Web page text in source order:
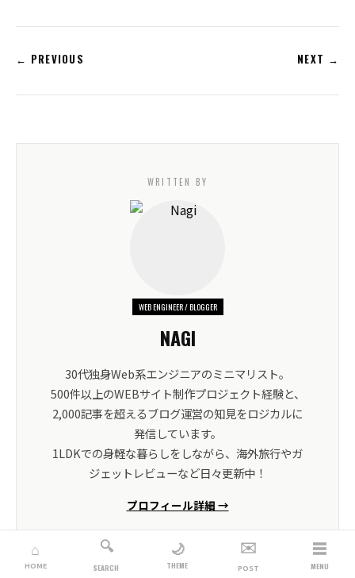
← PREVIOUS NEXT →
WRITTEN BY
WEB ENGINEER / BLOGGER
NAGI
30代独身Web系エンジニアのミニマリスト。
500件以上のWEBサイト制作プロジェクト経験と、
2,000記事を超えるブログ運営の知見をロジカルに
発信しています。
1LDKでの身軽な暮らしをしながら、海外旅行やガ
ジェットレビューなど日々更新中！
プロフィール詳細 →
⌂
HOME
🔍
SEARCH
🌙
THEME
✉️
POST
☰
MENU